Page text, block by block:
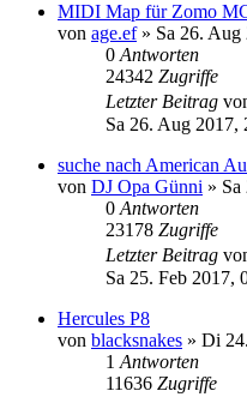
MIDI Map für Zomo
von age.ef» Sa 26. Aug
0 Antworten
24342 Zugriffe
Letzter Beitrag
Sa 26. Aug 2017,
suche nach American
von DJ Opa Günni »
0 Antworten
23178 Zugriffe
Letzter Beitrag
Sa 25. Feb 2017,
Hercules P8
von blacksnakes » Di
1 Antworten
11636 Zugriffe